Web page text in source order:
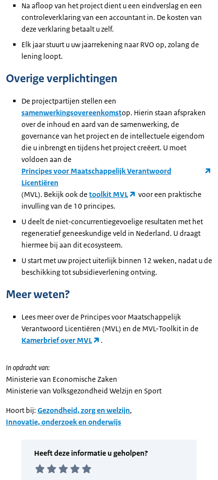
Na afloop van het project dient u een eindverslag en een
controleverklaring van een accountant in. De kosten van
deze verklaring betaalt u zelf.
Elk jaar stuurt u uw jaarrekening naar RVO op, zolang de
lening loopt.
Overige verplichtingen
De projectpartijen stellen een
samenwerkingsovereenkomstop. Hierin staan afspraken
over de inhoud en aard van de samenwerking, de
governance van het project en de intellectuele eigendom
die u inbrengt en tijdens het project creëert. U moet
voldoen aan de
Principes voor Maatschappelijk Verantwoord
Licentiëren
(MVL). Bekijk ook de toolkit MVL
voor een praktische
invulling van de 10 principes.
U deelt de niet-concurrentiegevoelige resultaten met het
regeneratief geneeskundige veld in Nederland. U draagt
hiermee bij aan dit ecosysteem.
U start met uw project uiterlijk binnen 12 weken, nadat u de
beschikking tot subsidieverlening ontving.
Meer weten?
Lees meer over de Principes voor Maatschappelijk
Verantwoord Licentiëren (MVL) en de MVL-Toolkit in de
Kamerbrief over MVL
.
In opdracht van:
Ministerie van Economische Zaken
Ministerie van Volksgezondheid Welzijn en Sport
Hoort bij: Gezondheid, zorg en welzijn,
Innovatie, onderzoek en onderwijs